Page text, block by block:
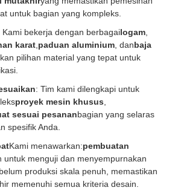
kembali!
untuk bagian yang kompleks.
Kami bekerja dengan berbagailogam
karat paduan aluminium , danbaja
pilihan material yang tepat untuk
: Tim kami dilengkapi untuk
proyek mesin khusus
sesuai pesananbagian yang selaras
spesifik Anda.
Kami menawarkan:pembuatan
untuk menguji dan menyempurnakan
produksi skala penuh, memastikan
memenuhi semua kriteria desain.